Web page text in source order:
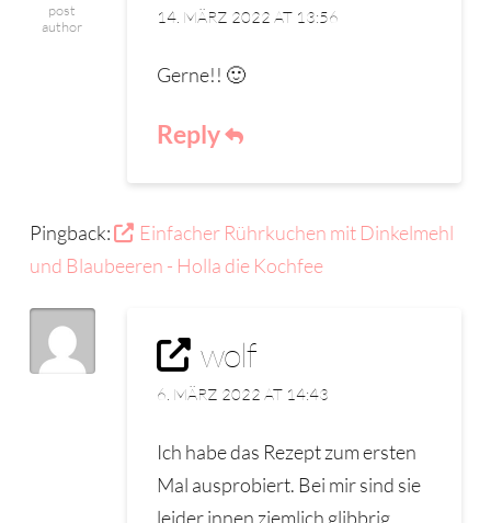
post
author
14. MÄRZ 2022 AT 13:56
Gerne!! 🙂
Reply
Pingback:
Einfacher Rührkuchen mit Dinkelmehl
und Blaubeeren - Holla die Kochfee
wolf
6. MÄRZ 2022 AT 14:43
Ich habe das Rezept zum ersten
Mal ausprobiert. Bei mir sind sie
leider innen ziemlich glibbrig